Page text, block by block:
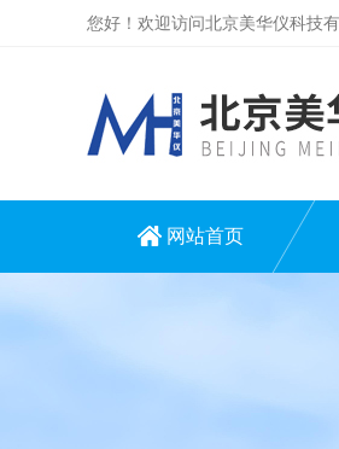
您好！欢迎访问北京美华仪科技
网站首页